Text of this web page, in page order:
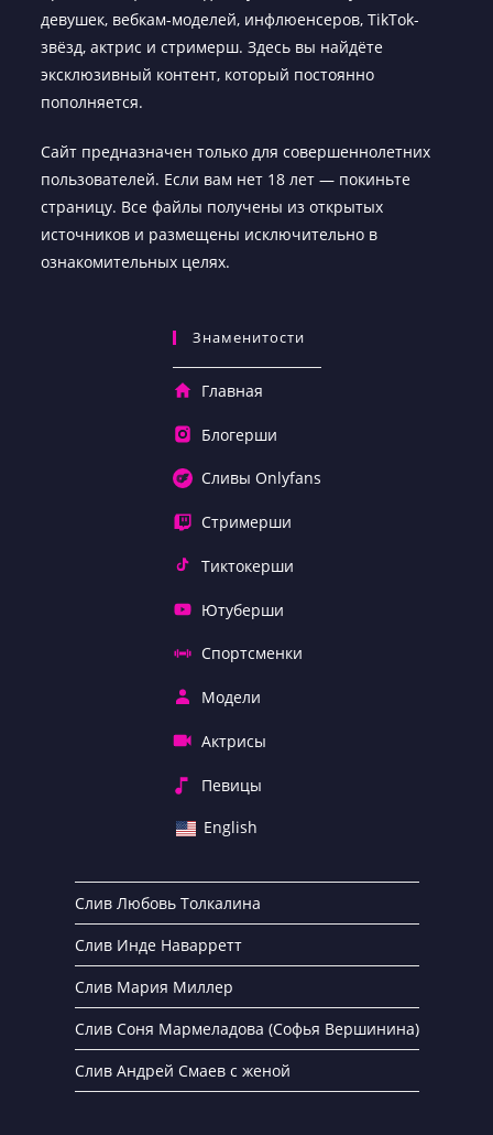
девушек, вебкам-моделей, инфлюенсеров, TikTok-
звёзд, актрис и стримерш. Здесь вы найдёте
эксклюзивный контент, который постоянно
пополняется.
Сайт предназначен только для совершеннолетних
пользователей. Если вам нет 18 лет — покиньте
страницу. Все файлы получены из открытых
источников и размещены исключительно в
ознакомительных целях.
Знаменитости
Главная
Блогерши
Сливы Onlyfans
Стримерши
Тиктокерши
Ютуберши
Спортсменки
Модели
Актрисы
Певицы
English
Слив Любовь Толкалина
Слив Инде Наварретт
Слив Мария Миллер
Слив Соня Мармеладова (Софья Вершинина)
Слив Андрей Смаев с женой